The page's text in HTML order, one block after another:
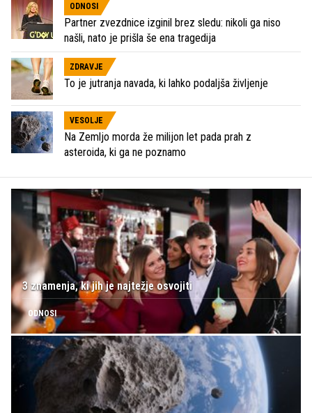
ODNOSI
Partner zvezdnice izginil brez sledu: nikoli ga niso
našli, nato je prišla še ena tragedija
ZDRAVJE
To je jutranja navada, ki lahko podaljša življenje
VESOLJE
Na Zemljo morda že milijon let pada prah z
asteroida, ki ga ne poznamo
3 znamenja, ki jih je najtežje osvojiti
ODNOSI